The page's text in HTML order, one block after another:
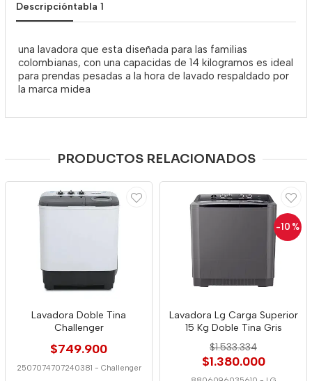
Descripcióntabla 1
una lavadora que esta diseñada para las familias
colombianas, con una capacidas de 14 kilogramos es ideal
para prendas pesadas a la hora de lavado respaldado por
la marca midea
PRODUCTOS RELACIONADOS
Lavadora Doble Tina
Challenger
$749.900
2507074707240381 - Challenger
-10 %
Lavadora Lg Carga Superior
15 Kg Doble Tina Gris
$1.533.334
$1.380.000